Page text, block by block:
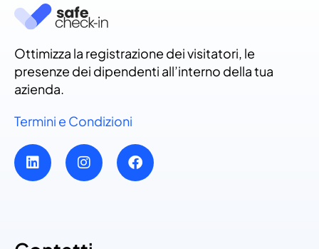
Ottimizza la registrazione dei visitatori, le
presenze dei dipendenti all’interno della tua
azienda.
Termini e Condizioni